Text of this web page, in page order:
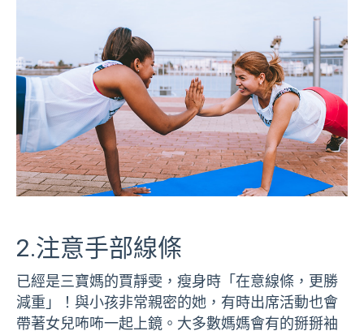
2.注意手部線條
已經是三寶媽的賈靜雯，瘦身時「在意線條，更勝
減重」！與小孩非常親密的她，有時出席活動也會
帶著女兒咘咘一起上鏡。大多數媽媽會有的掰掰袖